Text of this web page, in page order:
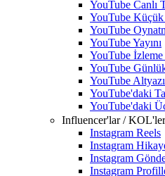
YouTube Canlı
YouTube Küçük
YouTube
YouTube Yayını
YouTube
YouTube
YouTube
YouTube'daki
YouTube'daki
Influencer'lar / KOL'ler
Instagram Reels
Instagram
Instagram
Instagram